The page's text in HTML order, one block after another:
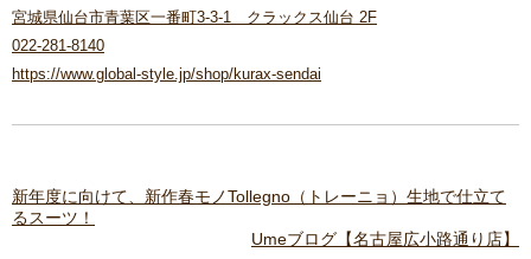
宮城県仙台市青葉区一番町3-3-1 クラックス仙台 2F
022-281-8140
https://www.global-style.jp/shop/kurax-sendai
新年度に向けて、新作春モノTollegno（トレーニョ）生地で仕立て
るスーツ！
Umeブログ【名古屋広小路通り店】